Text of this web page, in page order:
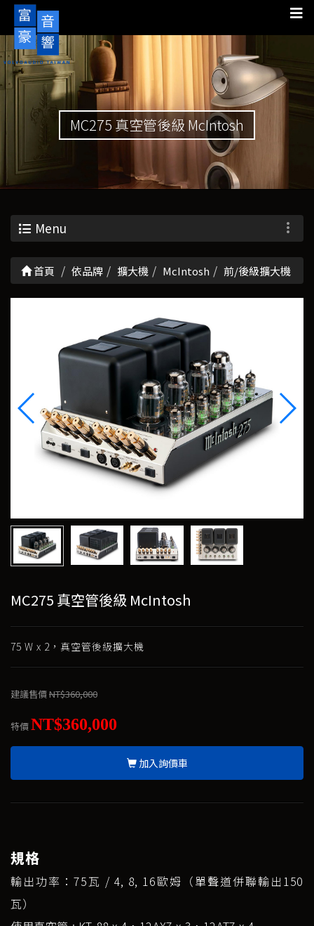
MC275 真空管後級 McIntosh
Menu
首頁 依品牌 擴大機 McIntosh 前/後級擴大機
MC275 真空管後級 McIntosh
75 W x 2，真空管後級擴大機
建議售價NT$360,000
特價NT$360,000
加入詢價車
規格
輸出功率：75瓦 / 4, 8, 16歐姆（單聲道併聯輸出150
瓦）